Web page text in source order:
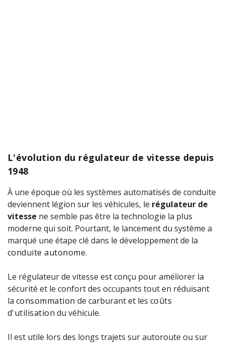
L'évolution du régulateur de vitesse depuis
1948
À une époque où les systèmes automatisés de conduite
deviennent légion sur les véhicules, le régulateur de
vitesse ne semble pas être la technologie la plus
moderne qui soit. Pourtant, le lancement du système a
marqué une étape clé dans le développement de la
conduite autonome.
Le régulateur de vitesse est conçu pour améliorer la
sécurité et le confort des occupants tout en réduisant
la consommation de carburant et les coûts
d'utilisation du véhicule.
Il est utile lors des longs trajets sur autoroute ou sur